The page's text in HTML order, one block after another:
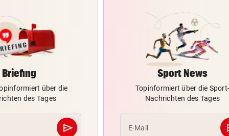
Briefing
über die
des Tages
send
Abschicken
Sport News
Topinformiert über die Sport-
Nachrichten des Tages
E-Mail